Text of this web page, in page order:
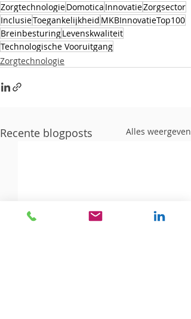
ZorgtechnologieDomotica InnovatieZorgsector
InclusieToegankelijkheid MKBInnovatieTop100
BreinbesturingLevenskwaliteit
Technologische Vooruitgang
Zorgtechnologie
Recente blogposts Alles weergeven